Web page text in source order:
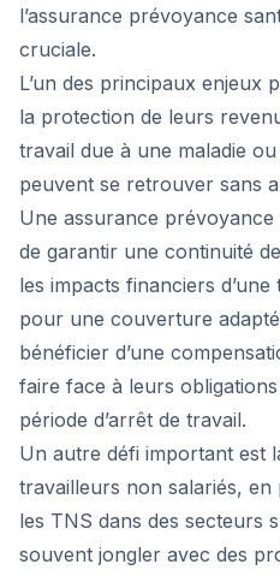
l’assurance prévoyance
cruciale.
L’un des principaux enjeux
la protection de leurs
travail due à une maladie
peuvent se retrouver sans
Une assurance
de garantir une continuité
les impacts financiers
pour une couverture
bénéficier d’une
faire face à leurs
période d’arrêt de travail.
Un autre défi important est
travailleurs non salariés,
les TNS dans des secteurs
souvent jongler avec des